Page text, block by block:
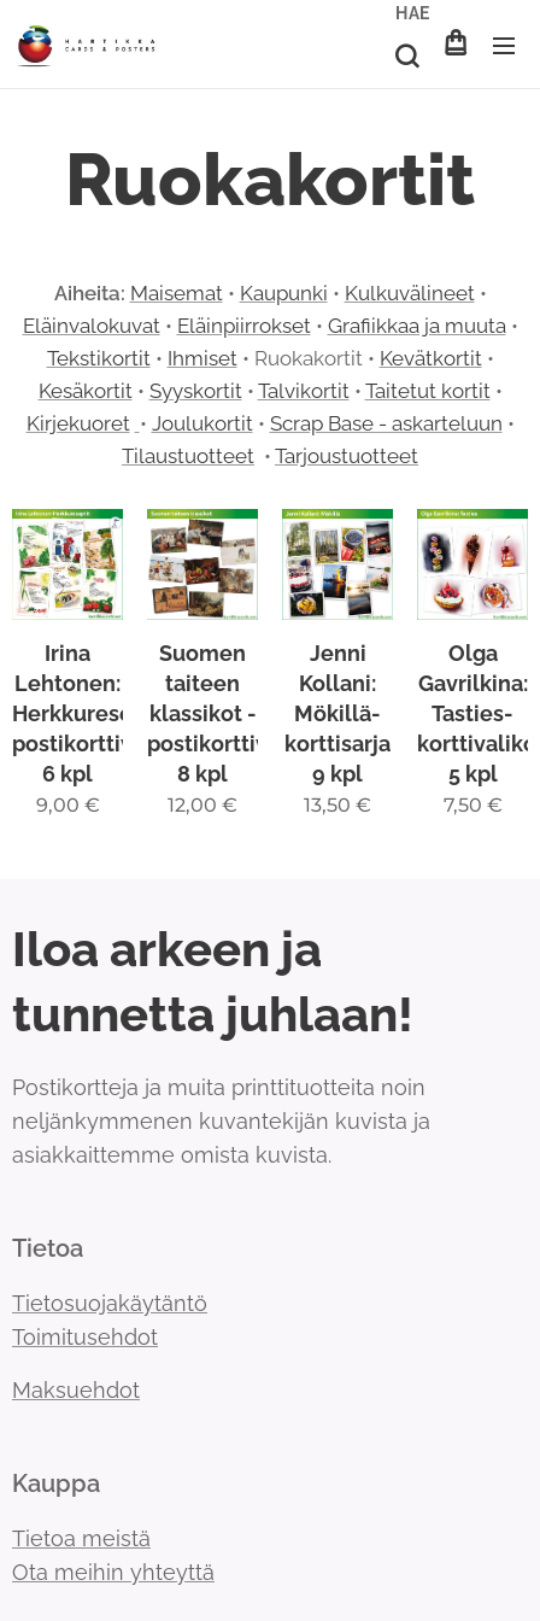
HAE
Ruokakortit
Aiheita: Maisemat• Kaupunki • Kulkuvälineet•
Eläinvalokuvat• Eläinpiirrokset• Grafiikkaa ja muuta•
Tekstikortit• Ihmiset• Ruokakortit • Kevätkortit•
Kesäkortit• Syyskortit• Talvikortit• Taitetut kortit•
Kirjekuoret • Joulukortit• Scrap Base - askarteluun •
Tilaustuotteet • Tarjoustuotteet
Irina
Lehtonen:
Herkkureseptit-
postikorttivalikoima
6 kpl
9,00 €
Suomen
taiteen
klassikot -
postikorttivalikoima
8 kpl
12,00 €
Jenni
Kollani:
Mökillä-
korttisarja
9 kpl
13,50 €
Olga
Gavrilkina:
Tasties-
5 kpl
7,50 €
Iloa arkeen ja
tunnetta juhlaan!
Postikortteja ja muita printtituotteita noin
neljänkymmenen kuvantekijän kuvista ja
asiakkaittemme omista kuvista.
Tietoa
Tietosuojakäytäntö
Toimitusehdot
Maksuehdot
Kauppa
Tietoa meistä
Ota meihin yhteyttä